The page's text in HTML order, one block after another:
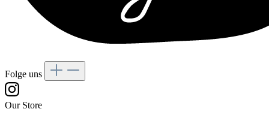
Folge uns
Our Store